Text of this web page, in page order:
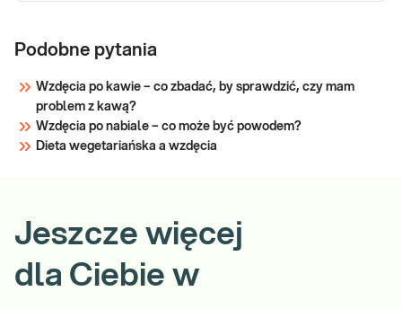
Podobne pytania
Wzdęcia po kawie – co zbadać, by sprawdzić, czy mam
problem z kawą?
Wzdęcia po nabiale – co może być powodem?
Dieta wegetariańska a wzdęcia
Jeszcze więcej
dla Ciebie w